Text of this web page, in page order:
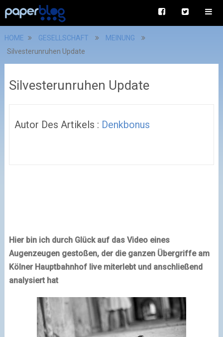
HOME GESELLSCHAFT
MEINUNG
Silvesterunruhen Update
Silvesterunruhen Update
Autor Des Artikels : Denkbonus
Hier bin ich durch Glück auf das Video eines
Augenzeugen gestoßen, der die ganzen Übergriffe am
Kölner Hauptbahnhof live miterlebt und anschließend
analysiert hat